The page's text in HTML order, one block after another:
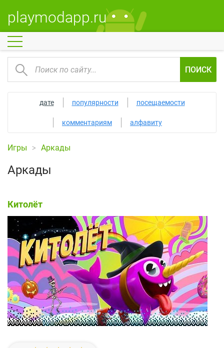
playmodapp.ru
ПОИСК
дате популярности посещаемости
комментариям алфавиту
Игры Аркады
Аркады
Китолёт